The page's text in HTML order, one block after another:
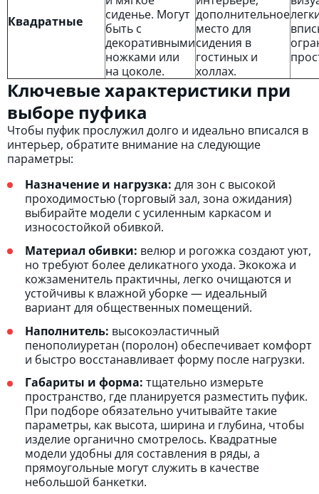
Квадратные
сиденье. Могут
быть с
декоративными
ножками или
на цоколе.
дополнительное
место для
сидения в
гостиных и
холлах.
Ключевые характеристики при
выборе пуфика
Чтобы пуфик прослужил долго и идеально вписался в
интерьер, обратите внимание на следующие
параметры:
Назначение и нагрузка: для зон с высокой
проходимостью (торговый зал, зона ожидания)
выбирайте модели с усиленным каркасом и
износостойкой обивкой.
Материал обивки: велюр и рогожка создают уют,
но требуют более деликатного ухода. Экокожа и
кожзаменитель практичны, легко очищаются и
устойчивы к влажной уборке — идеальный
вариант для общественных помещений.
Наполнитель: высокоэластичный
пенополиуретан (поролон) обеспечивает комфорт
и быстро восстанавливает форму после нагрузки.
Габариты и форма: тщательно измерьте
пространство, где планируется разместить пуфик.
При подборе обязательно учитывайте такие
параметры, как высота, ширина и глубина, чтобы
изделие органично смотрелось. Квадратные
модели удобны для составления в ряды, а
прямоугольные могут служить в качестве
небольшой банкетки.